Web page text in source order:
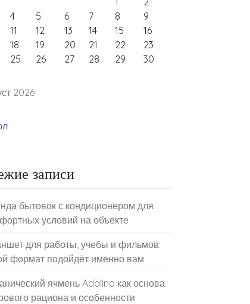
2026
4 5 6 7 8
9
11 12 13 14 15
16
18 19 20 21 22
23
25 26 27 28 29
30
записи
бытовок с кондиционером для
условий на объекте
для работы, учебы и фильмов:
формат подойдёт именно вам
ячмень Adalina как основа
рациона и особенности